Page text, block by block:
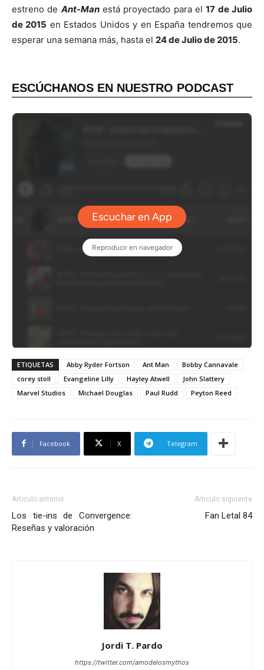
estreno de Ant-Manestá proyectado para el17 de Julio
de 2015 en Estados Unidos y en España tendremos que
esperar una semana más, hasta el 24 de Julio de 2015.
ESCÚCHANOS EN NUESTRO PODCAST
ETIQUETAS Abby Ryder Fortson Ant Man
Bobby Cannavale
corey stoll
Evangeline Lilly Hayley Atwell
John Slattery
Marvel Studios
Michael Douglas Paul Rudd Peyton Reed
Facebook X Telegram
Artículo anterior
Los tie-ins de Convergence:
Reseñas y valoración
Artículo siguiente
Fan Letal 84
Jordi T. Pardo
https://twitter.com/amodelosmythos